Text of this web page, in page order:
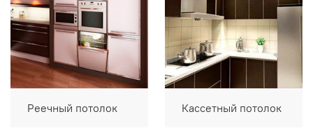
Реечный потолок Кассетный потолок